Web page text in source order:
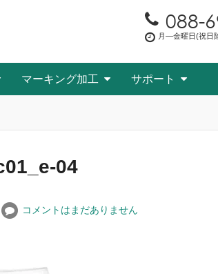
088-
月―金曜日(祝日
マーキング加工 サポート
04
コメントはまだありません